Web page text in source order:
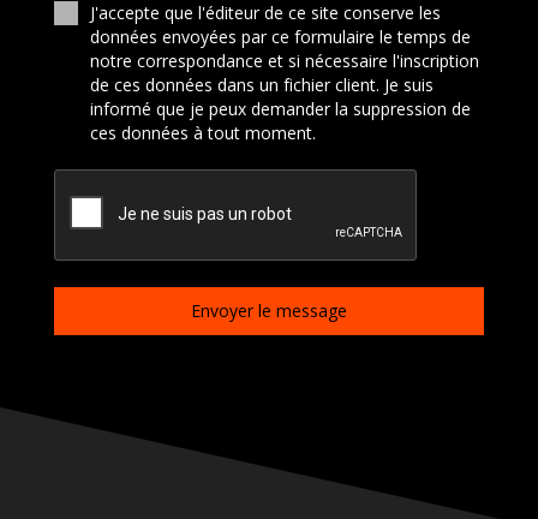
J'accepte que l'éditeur de ce site conserve les
données envoyées par ce formulaire le temps de
notre correspondance et si nécessaire l'inscription
de ces données dans un fichier client. Je suis
informé que je peux demander la suppression de
ces données à tout moment.
Envoyer le message